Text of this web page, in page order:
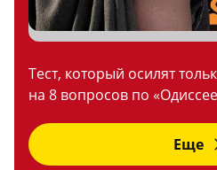
Тест, который осилят
на 8 вопросов по
Еще